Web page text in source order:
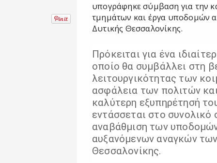
υπογράφηκε σύμβαση για την
τμημάτων και έργα υποδομών
Δυτικής Θεσσαλονίκης.
Πρόκειται για ένα
οποίο θα συμβάλλει στη
λειτουργικότητας των
ασφάλεια των πολιτών
καλύτερη εξυπηρέτησή
εντάσσεται στο συνολικό
αναβάθμιση των
αυξανόμενων αναγκών
Θεσσαλονίκης.